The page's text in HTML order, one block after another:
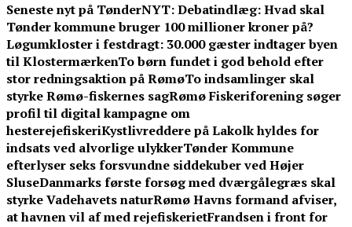
Seneste nyt på TønderNYT:Debatindlæg: Hvad skal
Tønder kommune bruger 100 millioner kroner på?
Løgumkloster i festdragt: 30.000 gæster indtager byen
til KlostermærkenTo børn fundet i god behold efter
stor redningsaktion på RømøTo indsamlinger skal
styrke Rømø-fiskernes sagRømø Fiskeriforening søger
profil til digital kampagne om
hesterejefiskeriKystlivreddere på Lakolk hyldes for
indsats ved alvorlige ulykkerTønder Kommune
efterlyser seks forsvundne siddekuber ved Højer
SluseDanmarks første forsøg med dværgålegræs skal
styrke Vadehavets naturRømø Havns formand afviser,
at havnen vil af med rejefiskerietFrandsen i front for